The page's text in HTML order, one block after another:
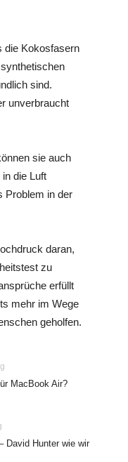
die Kokosfasern
sind.
unverbraucht
sie auch
die Luft
Problem in der
daran,
zu
erfüllt
mehr im Wege
geholfen.
MacBook Air?
David Hunter wie wir